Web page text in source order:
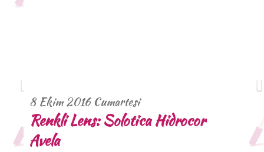
8 Ekim 2016 Cumartesi
Renkli Lens: Solotica Hidrocor
Avela